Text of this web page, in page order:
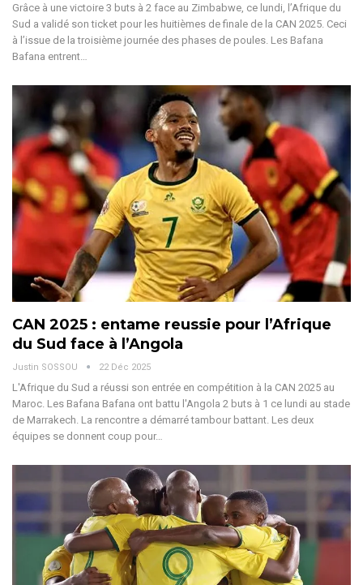
Grâce à une victoire 3 buts à 2 face au Zimbabwe, ce lundi, l’Afrique du
Sud a validé son ticket pour les huitièmes de finale de la CAN 2025. Ceci
à l’issue de la troisième journée des phases de poules. Les Bafana
Bafana entrent
CAN 2025 : entame reussie pour l’Afrique
du Sud face à l’Angola
Justin SOSSOU 22 Déc 2025
L'Afrique du Sud a réussi son entrée en compétition à la CAN 2025 au
Maroc. Les Bafana Bafana ont battu l'Angola 2 buts à 1 ce lundi au stade
de Marrakech. La rencontre a démarré tambour battant. Les deux
équipes se donnent coup pour…